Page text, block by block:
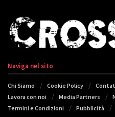
Naviga nel sito
Chi Siamo Cookie Policy
Lavora con noi
Media Partners
Termini e Condizioni
Pubblicità